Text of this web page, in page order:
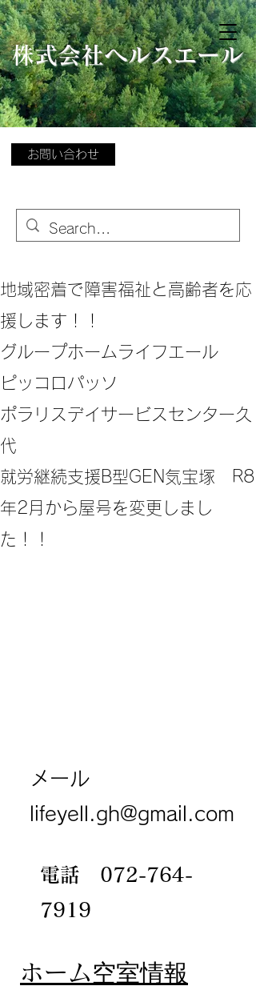
​株式会社ヘルスエール
お問い合わせ
地域密着で障害福祉と高齢者を応
援します！！
グループホームライフエール
ピッコロパッソ
ポラリスデイサービスセンター久
代
​就労継続支援B型GEN気宝塚 R8
年2月から屋号を変更しまし
た！！
メール
lifeyell.gh@gmail.com
電話 072-764-
7919
​ホーム空室情報